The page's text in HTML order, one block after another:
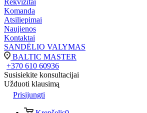
Rekvizitai
Komanda
Atsiliepimai
Naujienos
Kontaktai
SANDĖLIO VALYMAS
BALTIC MASTER
+370 610 60936
Susisiekite konsultacijai
Užduoti klausimą
Prisijungti